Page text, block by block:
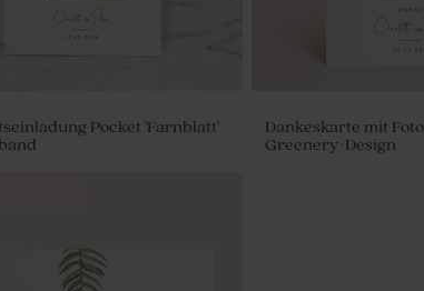
Pocket 'Farnblatt'
Dankeskarte mit Foto
Greenery-Design